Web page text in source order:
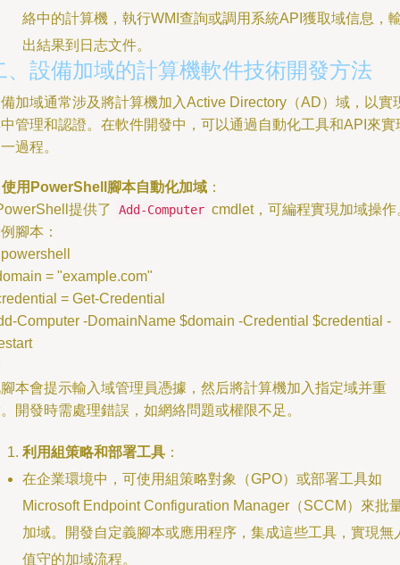
絡中的計算機，執行WMI查詢或調用系統API獲取域信息，
出結果到日志文件。
、設備加域的計算機軟件技術開發方法
加域通常涉及將計算機加入Active Directory（AD）域，以實
管理和認證。在軟件開發中，可以通過自動化工具和API來實
過程。
使用PowerShell腳本自動化加域 ：
提供了
Add-Computer cmdlet，可編程實現加域操作
腳本：
powershell
= "example.com"
= Get-Credential
Computer -DomainName $domain -Credential $credential -
本會提示輸入域管理員憑據，然后將計算機加入指定域并重
開發時需處理錯誤，如網絡問題或權限不足。
利用組策略和部署工具 ：
在企業環境中，可使用組策略對象（GPO）或部署工具如
Microsoft Endpoint Configuration Manager（SCCM）來批
加域。開發自定義腳本或應用程序，集成這些工具，實現無
值守的加域流程。